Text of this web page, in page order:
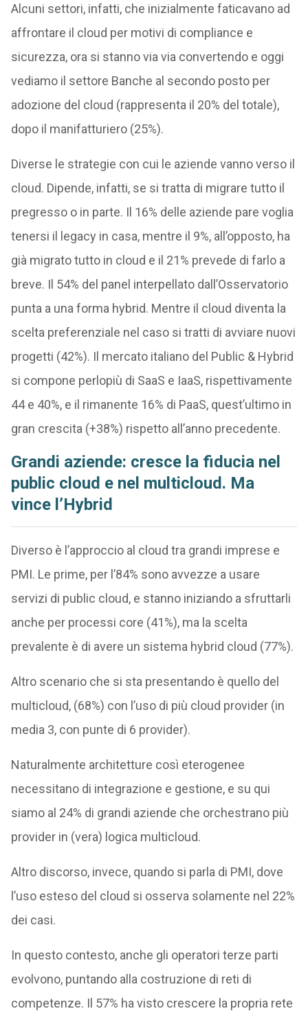
Alcuni settori, infatti, che inizialmente faticavano ad
affrontare il cloud per motivi di compliance e
sicurezza, ora si stanno via via convertendo e oggi
vediamo il settore Banche al secondo posto per
adozione del cloud (rappresenta il 20% del totale),
dopo il manifatturiero (25%).
Diverse le strategie con cui le aziende vanno verso il
cloud. Dipende, infatti, se si tratta di migrare tutto il
pregresso o in parte. Il 16% delle aziende pare voglia
tenersi il legacy in casa, mentre il 9%, all’opposto, ha
già migrato tutto in cloud e il 21% prevede di farlo a
breve. Il 54% del panel interpellato dall’Osservatorio
punta a una forma hybrid. Mentre il cloud diventa la
scelta preferenziale nel caso si tratti di avviare nuovi
progetti (42%). Il mercato italiano del Public & Hybrid
si compone perlopiù di SaaS e IaaS, rispettivamente
44 e 40%, e il rimanente 16% di PaaS, quest’ultimo in
gran crescita (+38%) rispetto all’anno precedente.
Grandi aziende: cresce la fiducia nel
public cloud e nel multicloud. Ma
vince l’Hybrid
Diverso è l’approccio al cloud tra grandi imprese e
PMI. Le prime, per l’84% sono avvezze a usare
servizi di public cloud, e stanno iniziando a sfruttarli
anche per processi core (41%), ma la scelta
prevalente è di avere un sistema hybrid cloud (77%).
Altro scenario che si sta presentando è quello del
multicloud, (68%) con l’uso di più cloud provider (in
media 3, con punte di 6 provider).
Naturalmente architetture così eterogenee
necessitano di integrazione e gestione, e su qui
siamo al 24% di grandi aziende che orchestrano più
provider in (vera) logica multicloud.
Altro discorso, invece, quando si parla di PMI, dove
l’uso esteso del cloud si osserva solamente nel 22%
dei casi.
In questo contesto, anche gli operatori terze parti
evolvono, puntando alla costruzione di reti di
competenze. Il 57% ha visto crescere la propria rete